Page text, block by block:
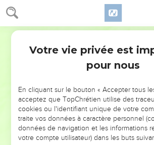
Josué 2
à la fenêtre par laquelle tu nous fais
avec toi dans la maison ton père, ta mère,
ta famille.
Si l’un d'eux passe la porte de ta
son sang retombera sur sa tête et nous
En revanche, si l’on porte la main contre
seront avec toi dans la maison, quel qu’il
retombera sur notre tête.
Si par ailleurs tu divulgues ce qui nous
serons quittes du serment que tu nous as
Elle répondit : « Qu'il en soit comme
Votre vie privée est
pour nous
En cliquant sur le bouton « Accepter tous
acceptez que TopChrétien utilise des
cookies ou l'identifiant unique de votre
traite vos données à caractère personnel
données de navigation et les informations
votre compte utilisateur) dans les buts